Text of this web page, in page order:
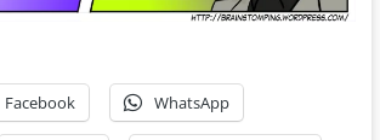
Facebook WhatsApp